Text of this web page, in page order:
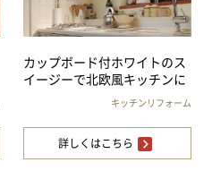
カップボード付ホワイトのス
イージーで北欧風キッチンに
キッチンリフォーム
詳しくはこちら